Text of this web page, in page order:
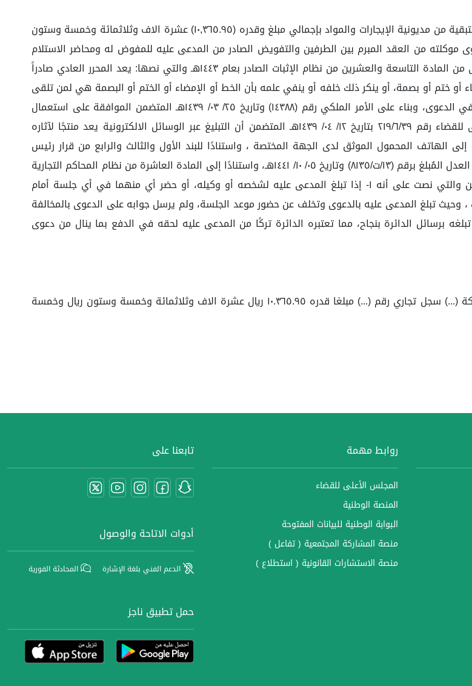
وقد حصرت وكيلة المدعية طلباتها في إلزام المدعى عليه بسداد القيمة المتبقية من مديونية الإيجارات والمواد بإجمالي مبلغ وقدره (١٠,٣٦٥.٩٥) عشرة الاف وثلاثمائة وخمسة وستون
من العقد المبرم بين الطرفين والتفويض الصادر من المدعى عليه للمفوض له ومحاضر الاستلام
وجميعها موقعه من المدعى عليه أو المفوض له، وبناءً على الفقرة الأولى من المادة التاسعة والعشرين من نظام الإثبات الصادر بعام ١٤٤٣هـ والتي نصها: يعد المحرر العادي صادراً
ختم أو بصمة، أو ينكر ذلك خلفه أو ينفي علمه بأن الخط أو الإمضاء أو الختم أو البصمة هي لمن تلقى
عنه الحق ، وحيث أن ما قدمته من مستندات يكفي لنهوض بينة موكلتها في الدعوى، وبناء على الأمر الملكي رقم (١٤٣٨٨) وتاريخ ٢٥/ ٠٣/ ١٤٣٩هـ المتضمن الموافقة على استعمال
الوسائل الالكترونية في التبليغات القضائية وبناء على قرار المجلس الأعلى للقضاء رقم ٢١٩/٦/٣٩ بتاريخ ١٢/ ٠٤/ ١٤٣٩هـ المتضمن أن التبليغ عبر الوسائل الالكترونية يعد منتجًا لآثاره
وفق الآتي ١/ إرسال الرسائل النصية إلى الهاتف المحمول الموثق لدى الجهة المختصة ، واستنادًا للبند الأول والثالث والرابع من قرار رئيس
المجلس الأعلى للقضاء المُبلغ برقم (١٥٠٥/ت) وتاريخ ٠٥/ ١٠/ ١٤٤١هـ، وقرار وزير العدل المُبلغ برقم (١٣/ت/٨١٣٥) وتاريخ ٠٥/ ١٠/ ١٤٤١هـ، واستنادًا إلى المادة العاشرة من نظام المحاكم التجارية
الصادر بالمرسوم الملكي رقم (م/ ٩٣) وتاريخ ١٥/ ٠٨/ ١٤٤١هـ، والمادة الثلاثين والتي نصت على أنه ١- إذا تبلغ المدعى عليه لشخصه أو وكيله، أو حضر أي منهما في أي جلسة أمام
تبلغ المدعى عليه بالدعوى وتخلف عن حضور موعد الجلسة، ولم يرسل جوابه على الدعوى بالمخالفة
رغم ثبوت تبلغه برسائل الدائرة بنجاح، مما تعتبره الدائرة تركًا من المدعى عليه لحقه في الدفع بما ينال من دعوى
حكمت الدائرة بإلزام المدعى عليه (...) هوية رقم (...) بأن يدفع للمدعية شركة (...) سجل تجاري رقم (...) مبلغا قدره ١٠.٣٦٥.٩٥ ريال عشرة الاف وثلاثمائة وخمسة وستون ريال وخمسة
روابط مهمة
المجلس الأعلى للقضاء
المنصة الوطنية
البوابة الوطنية للبيانات المفتوحة
منصة المشاركة المجتمعية ( تفاعل )
منصة الاستشارات القانونية ( استطلاع )
تابعنا على
أدوات الاتاحة والوصول
الدعم الفني بلغة الإشارة المحادثة الفورية
حمل تطبيق ناجز